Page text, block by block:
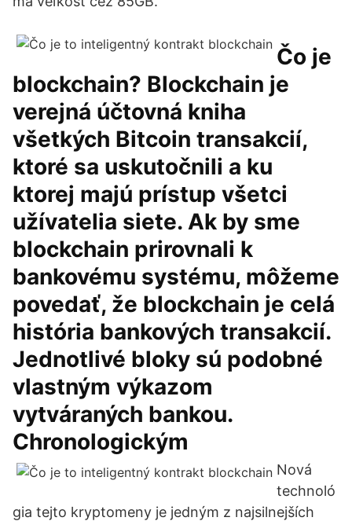
Čo je
blockchain? Blockchain je
verejná účtovná kniha
všetkých Bitcoin transakcií,
ktoré sa uskutočnili a ku
ktorej majú prístup všetci
užívatelia siete. Ak by sme
blockchain prirovnali k
bankovému systému, môžeme
povedať, že blockchain je celá
história bankových transakcií.
Jednotlivé bloky sú podobné
vlastným výkazom
vytváraných bankou.
Chronologickým
Nová
technoló
gia tejto kryptomeny je jedným z najsilnejších